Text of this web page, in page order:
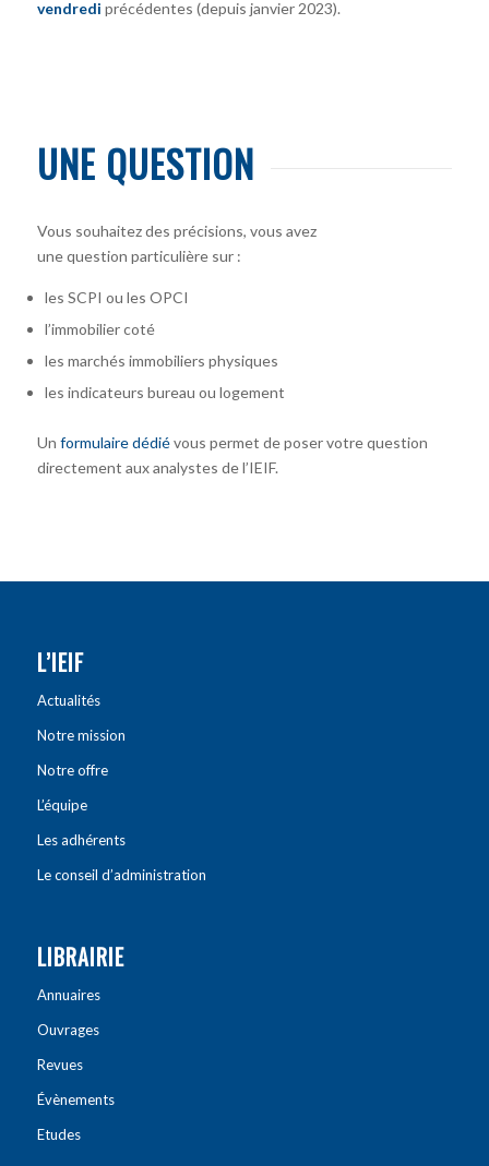
vendredi précédentes (depuis janvier 2023).
UNE QUESTION
Vous souhaitez des précisions, vous avez
une question particulière sur :
les SCPI ou les OPCI
l’immobilier coté
les marchés immobiliers physiques
les indicateurs bureau ou logement
Un formulaire dédiévous permet de poser votre question
directement aux analystes de l’IEIF.
L’IEIF
Actualités
Notre mission
Notre offre
L’équipe
Les adhérents
Le conseil d’administration
LIBRAIRIE
Annuaires
Ouvrages
Revues
Évènements
Etudes